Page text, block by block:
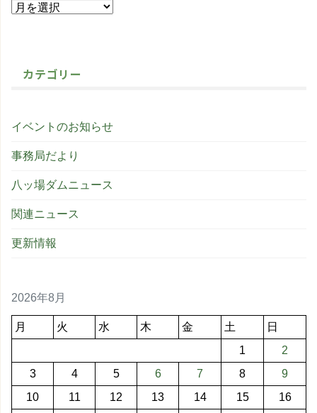
カテゴリー
イベントのお知らせ
事務局だより
八ッ場ダムニュース
関連ニュース
更新情報
2026年8月
月 火 水 木 金 土
日
1
2
3
4 5 6 7 8
9
10
11 12 13 14 15
16